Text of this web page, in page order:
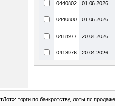
0440802 01.06.2026
0440800 01.06.2026
0418977 20.04.2026
0418976 20.04.2026
торги по банкротству, лоты по